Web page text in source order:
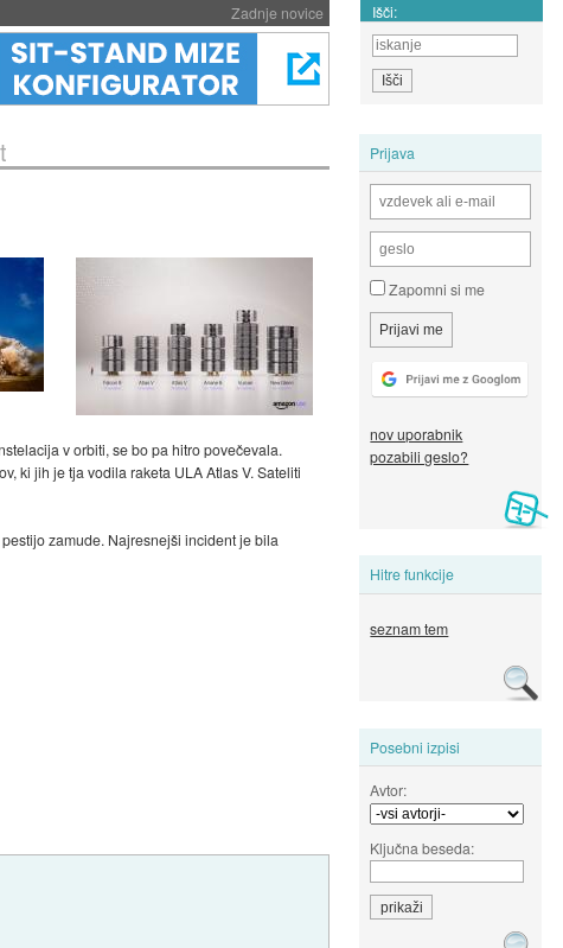
Zadnje novice Išči:
Prijava
Zapomni si me
nov uporabnik
pozabili geslo?
Hitre funkcije
seznam tem
Posebni izpisi
Avtor:
Ključna beseda:
v orbiti, se bo pa hitro povečevala.
ki jih je tja vodila raketa ULA Atlas V. Sateliti
zamude. Najresnejši incident je bila